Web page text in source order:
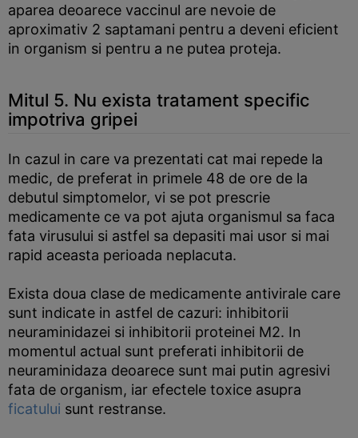
aparea deoarece vaccinul are nevoie de
aproximativ 2 saptamani pentru a deveni eficient
in organism si pentru a ne putea proteja.
Mitul 5. Nu exista tratament specific
impotriva gripei
In cazul in care va prezentati cat mai repede la
medic, de preferat in primele 48 de ore de la
debutul simptomelor, vi se pot prescrie
medicamente ce va pot ajuta organismul sa faca
fata virusului si astfel sa depasiti mai usor si mai
rapid aceasta perioada neplacuta.
Exista doua clase de medicamente antivirale care
sunt indicate in astfel de cazuri: inhibitorii
neuraminidazei si inhibitorii proteinei M2. In
momentul actual sunt preferati inhibitorii de
neuraminidaza deoarece sunt mai putin agresivi
fata de organism, iar efectele toxice asupra
ficatului sunt restranse.